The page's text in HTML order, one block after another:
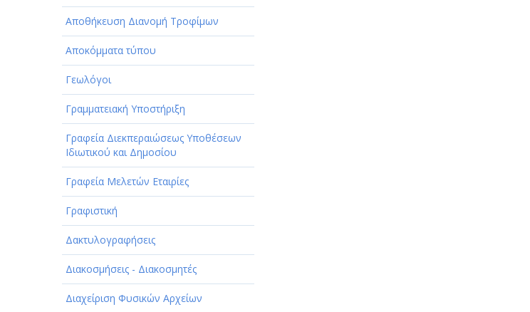
Αποθήκευση Διανομή Τροφίμων
Αποκόμματα τύπου
Γεωλόγοι
Γραμματειακή Υποστήριξη
Γραφεία Διεκπεραιώσεως Υποθέσεων
Ιδιωτικού και Δημοσίου
Γραφεία Μελετών Εταιρίες
Γραφιστική
Δακτυλογραφήσεις
Διακοσμήσεις - Διακοσμητές
Διαχείριση Φυσικών Αρχείων